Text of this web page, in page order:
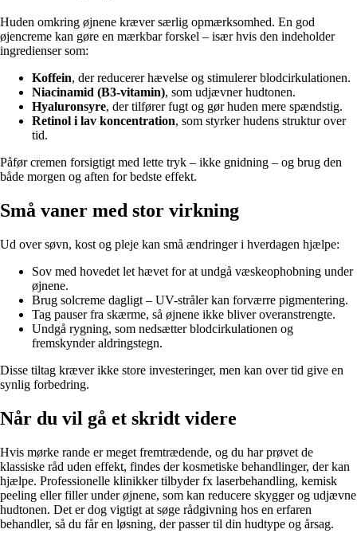
Huden omkring øjnene kræver særlig opmærksomhed. En god
øjencreme kan gøre en mærkbar forskel – især hvis den indeholder
ingredienser som:
Koffein, der reducerer hævelse og stimulerer blodcirkulationen.
Niacinamid (B3-vitamin), som udjævner hudtonen.
Hyaluronsyre, der tilfører fugt og gør huden mere spændstig.
Retinol i lav koncentration, som styrker hudens struktur over
tid.
Påfør cremen forsigtigt med lette tryk – ikke gnidning – og brug den
både morgen og aften for bedste effekt.
Små vaner med stor virkning
Ud over søvn, kost og pleje kan små ændringer i hverdagen hjælpe:
Sov med hovedet let hævet for at undgå væskeophobning under
øjnene.
Brug solcreme dagligt – UV-stråler kan forværre pigmentering.
Tag pauser fra skærme, så øjnene ikke bliver overanstrengte.
Undgå rygning, som nedsætter blodcirkulationen og
fremskynder aldringstegn.
Disse tiltag kræver ikke store investeringer, men kan over tid give en
synlig forbedring.
Når du vil gå et skridt videre
Hvis mørke rande er meget fremtrædende, og du har prøvet de
klassiske råd uden effekt, findes der kosmetiske behandlinger, der kan
hjælpe. Professionelle klinikker tilbyder fx laserbehandling, kemisk
peeling eller filler under øjnene, som kan reducere skygger og udjævne
hudtonen. Det er dog vigtigt at søge rådgivning hos en erfaren
behandler, så du får en løsning, der passer til din hudtype og årsag.